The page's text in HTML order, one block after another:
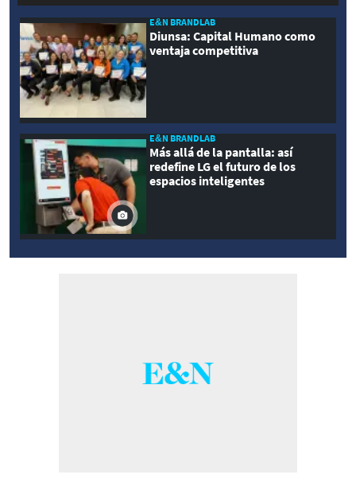
E&N BRANDLAB
Diunsa: Capital Humano como
ventaja competitiva
E&N BRANDLAB
Más allá de la pantalla: así
redefine LG el futuro de los
espacios inteligentes